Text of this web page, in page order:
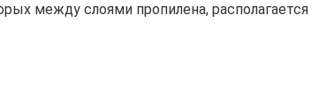
между слоями пропилена, располагается